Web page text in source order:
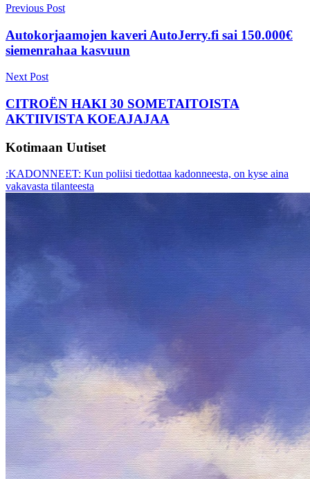
Post
navigation
Previous Post
Autokorjaamojen kaveri AutoJerry.fi sai 150.000€
siemenrahaa kasvuun
Next Post
CITROËN HAKI 30 SOMETAITOISTA
AKTIIVISTA KOEAJAJAA
Kotimaan Uutiset
:KADONNEET: Kun poliisi tiedottaa kadonneesta, on kyse aina
vakavasta tilanteesta